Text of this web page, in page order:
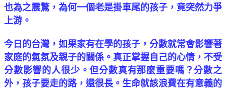
也為之震驚，為何一個老是掛車尾的孩子，竟突然力爭
上游。
今日的台灣，如果家有在學的孩子，分數就常會影響著
家庭的氣氛及親子的關係。真正掌握自己的心情，不受
分數影響的人很少。但分數真有那麼重要嗎？分數之
外，孩子要走的路，還很長。 生命就該浪費在有意義的